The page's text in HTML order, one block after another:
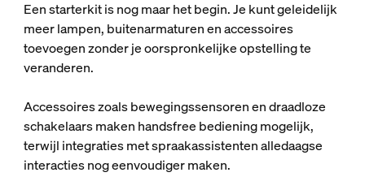
Een starterkit is nog maar het begin. Je kunt geleidelijk
meer lampen, buitenarmaturen en accessoires
toevoegen zonder je oorspronkelijke opstelling te
veranderen.
Accessoires zoals bewegingssensoren en draadloze
schakelaars maken handsfree bediening mogelijk,
terwijl integraties met spraakassistenten alledaagse
interacties nog eenvoudiger maken.